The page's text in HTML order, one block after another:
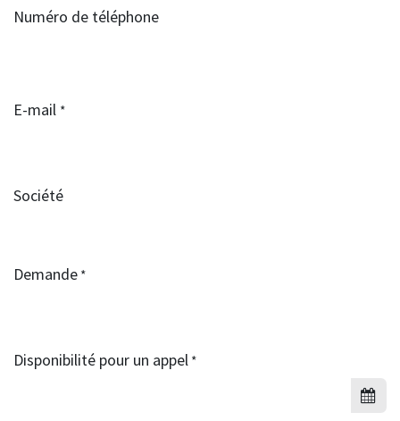
Numéro de téléphone
E-mail *
Société
Demande *
Disponibilité pour un appel *